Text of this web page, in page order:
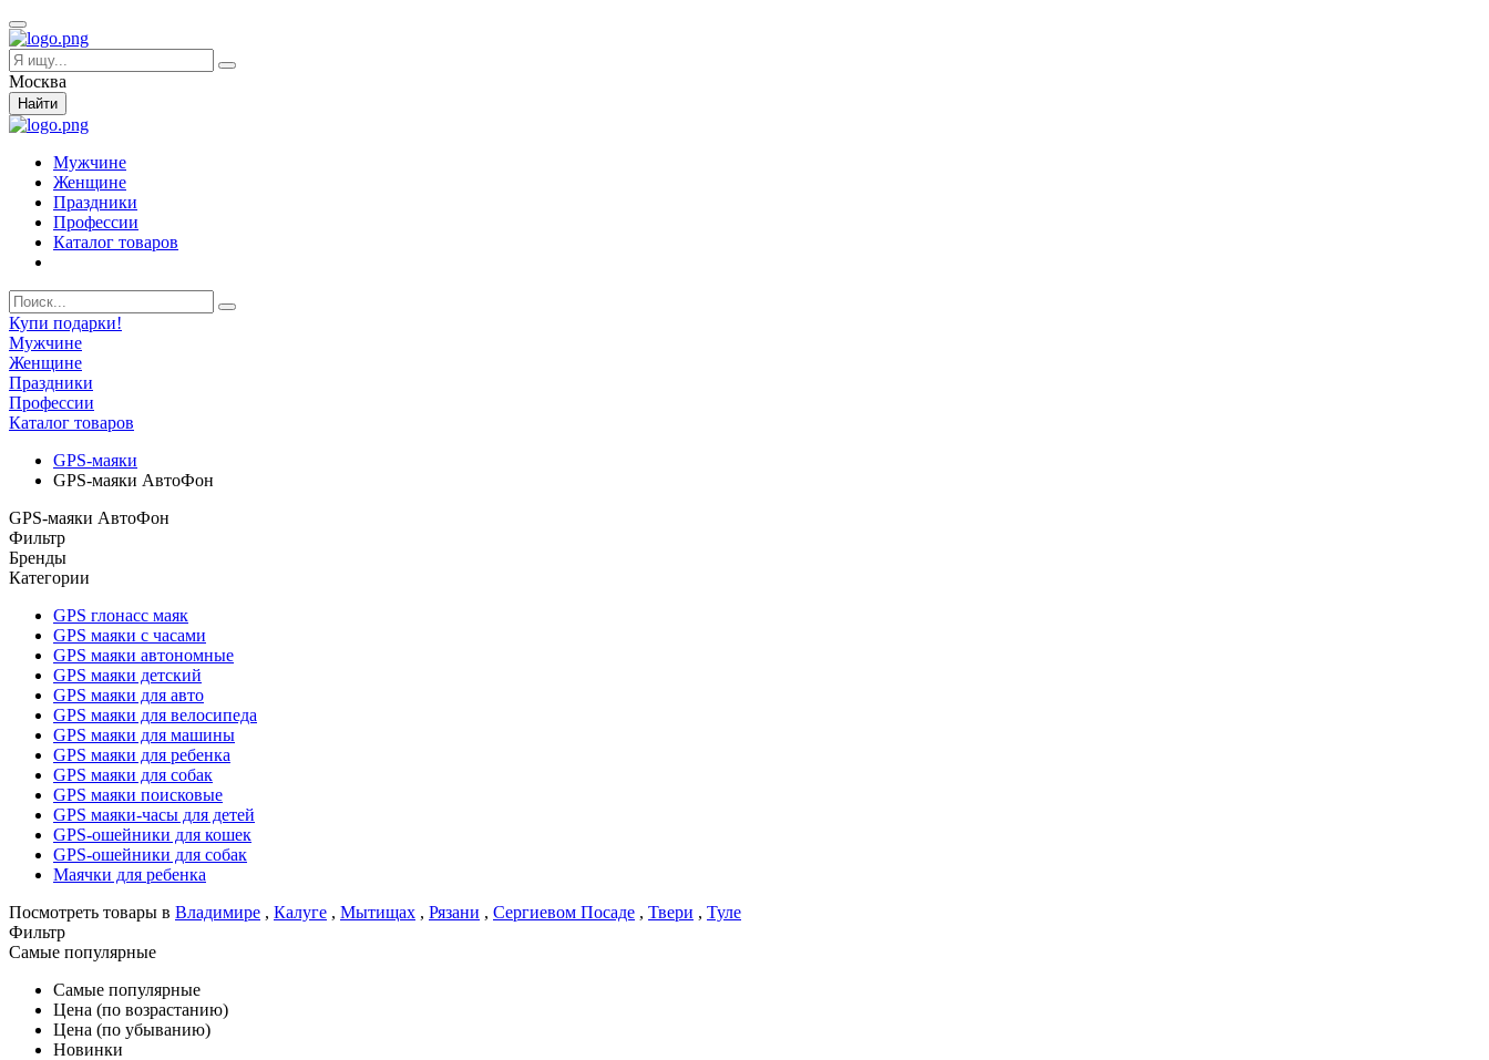
Москва
Найти
Мужчине
Женщине
Праздники
Профессии
Каталог товаров
Купи подарки!
Мужчине
Женщине
Праздники
Профессии
Каталог товаров
GPS-маяки
GPS-маяки АвтоФон
GPS-маяки АвтоФон
Фильтр
Бренды
Категории
GPS глонасс маяк
GPS маяки c часами
GPS маяки автономные
GPS маяки детский
GPS маяки для авто
GPS маяки для велосипеда
GPS маяки для машины
GPS маяки для ребенка
GPS маяки для собак
GPS маяки поисковые
GPS маяки-часы для детей
GPS-ошейники для кошек
GPS-ошейники для собак
Маячки для ребенка
Посмотреть товары в Владимире , Калуге , Мытищах , Рязани , Сергиевом Посаде , Твери , Туле
Фильтр
Самые популярные
Самые популярные
Цена (по возрастанию)
Цена (по убыванию)
Новинки